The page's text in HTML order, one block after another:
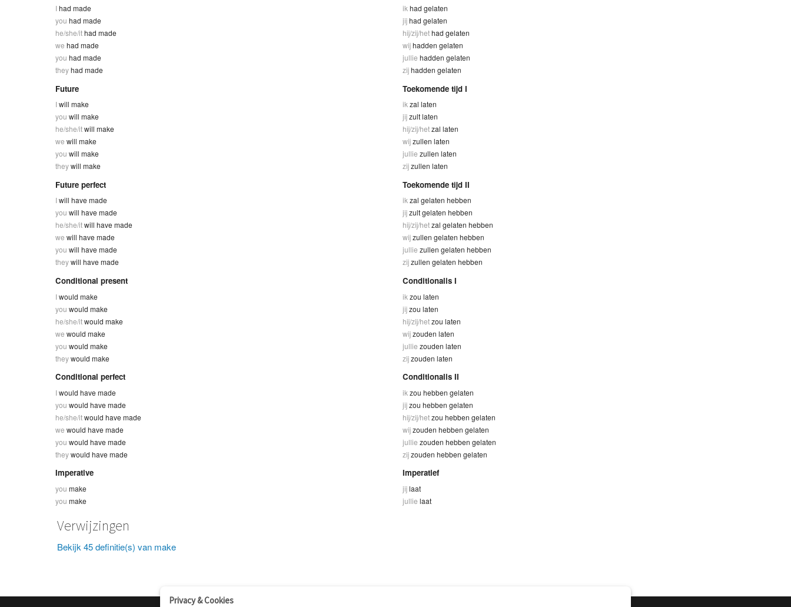
Ihad made
you had made
he/she/ithad made
we had made
you had made
theyhad made
ik had gelaten
jijhad gelaten
hij/zij/hethad gelaten
wijhadden gelaten
jullie hadden gelaten
zijhadden gelaten
Future
Iwill make
you will make
he/she/itwill make
we will make
you will make
theywill make
Toekomende tijd I
ik zal laten
jijzult laten
hij/zij/hetzal laten
wijzullen laten
jullie zullen laten
zijzullen laten
Future perfect
Iwill have made
you will have made
he/she/itwill have made
we will have made
you will have made
theywill have made
Toekomende tijd II
ikzal gelaten hebben
jijzult gelaten hebben
hij/zij/hetzal gelaten hebben
wijzullen gelaten hebben
jullie zullen gelaten hebben
zijzullen gelaten hebben
Conditional present
Iwould make
you would make
he/she/itwould make
we would make
you would make
theywould make
Conditionalis I
ik zou laten
jijzou laten
hij/zij/hetzou laten
wijzouden laten
jullie zouden laten
zijzouden laten
Conditional perfect
Iwould have made
you would have made
he/she/itwould have made
we would have made
you would have made
theywould have made
Conditionalis II
ik zou hebben gelaten
jijzou hebben gelaten
hij/zij/hetzou hebben gelaten
wijzouden hebben gelaten
jullie zouden hebben gelaten
zijzouden hebben gelaten
Imperative
you make
you make
Imperatief
jijlaat
jullie laat
Verwijzingen
Bekijk 45 definitie(s) van make
Privacy & Cookies